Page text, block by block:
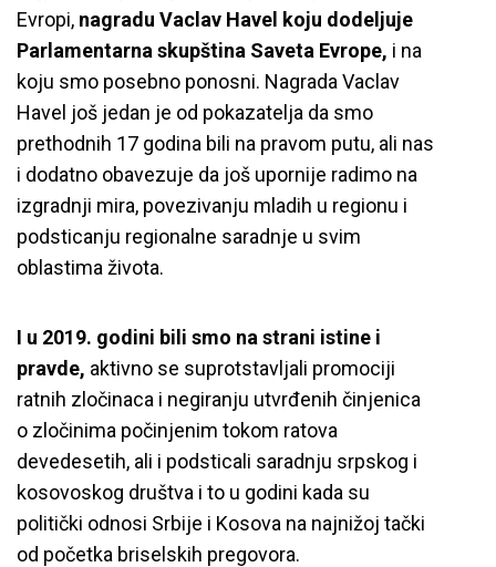
Evropi, nagradu Vaclav Havel koju dodeljuje
Parlamentarna skupština Saveta Evrope, i na
koju smo posebno ponosni. Nagrada Vaclav
Havel još jedan je od pokazatelja da smo
prethodnih 17 godina bili na pravom putu, ali nas
i dodatno obavezuje da još upornije radimo na
izgradnji mira, povezivanju mladih u regionu i
podsticanju regionalne saradnje u svim
oblastima života.
I u 2019. godini bili smo na strani istine i
pravde, aktivno se suprotstavljali promociji
ratnih zločinaca i negiranju utvrđenih činjenica
o zločinima počinjenim tokom ratova
devedesetih, ali i podsticali saradnju srpskog i
kosovoskog društva i to u godini kada su
politički odnosi Srbije i Kosova na najnižoj tački
od početka briselskih pregovora.